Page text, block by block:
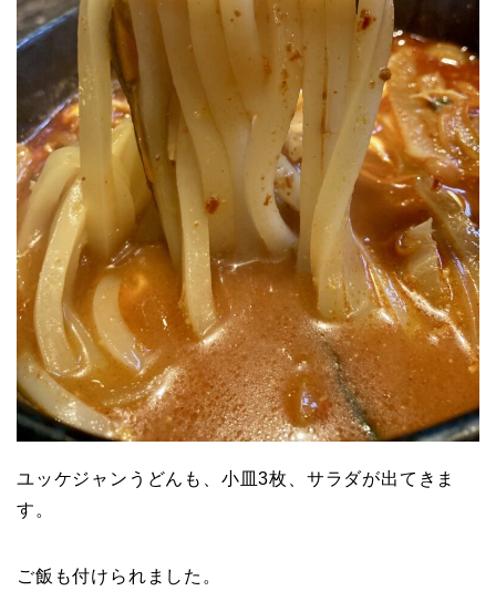
ユッケジャンうどんも、小皿3枚、サラダが出てきま
す。
ご飯も付けられました。